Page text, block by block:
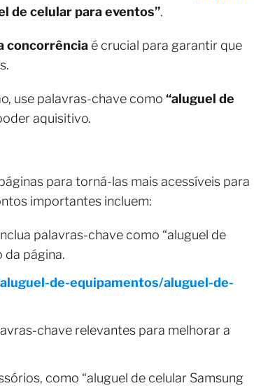
de celular para eventos”.
concorrência é crucial para garantir que
use palavras-chave como “aluguel de
aquisitivo.
para torná-las mais acessíveis para
importantes incluem:
palavras-chave como “aluguel de
da página.
de-equipamentos/aluguel-de-
chave relevantes para melhorar a
como “aluguel de celular Samsung